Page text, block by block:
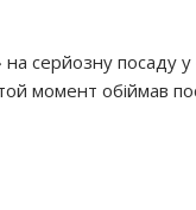
на серйозну посаду у
момент обіймав